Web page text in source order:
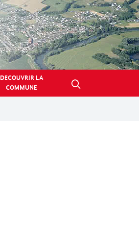
DECOUVRIR LA
COMMUNE